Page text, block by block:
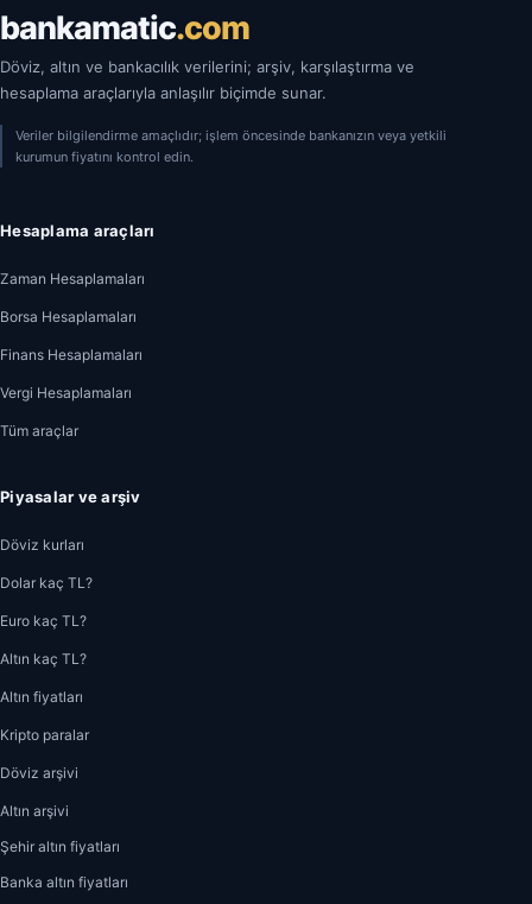
bankamatic.com
Döviz, altın ve bankacılık verilerini; arşiv, karşılaştırma ve
hesaplama araçlarıyla anlaşılır biçimde sunar.
Veriler bilgilendirme amaçlıdır; işlem öncesinde bankanızın veya yetkili
kurumun fiyatını kontrol edin.
Hesaplama araçları
Zaman Hesaplamaları
Borsa Hesaplamaları
Finans Hesaplamaları
Vergi Hesaplamaları
Tüm araçlar
Piyasalar ve arşiv
Döviz kurları
Dolar kaç TL?
Euro kaç TL?
Altın kaç TL?
Altın fiyatları
Kripto paralar
Döviz arşivi
Altın arşivi
Şehir altın fiyatları
Banka altın fiyatları